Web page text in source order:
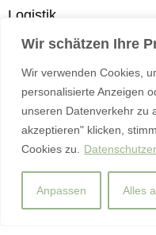
Wir schätzen Ihre
Wir verwenden Cookies,
personalisierte Anzeigen
unseren Datenverkehr zu
akzeptieren" klicken,
Cookies zu.
Anpassen Alles
Logistik
Messenger
Patientenmanegement
Temperaturmessung
Wearables
L
i